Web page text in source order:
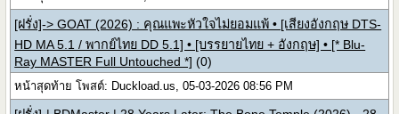
[ฝรั่ง]-> GOAT (2026) : คุณแพะหัวใจไม่ยอมแพ้ • [เสียงอังกฤษ DTS-
HD MA 5.1 / พากย์ไทย DD 5.1] • [บรรยายไทย + อังกฤษ] • [* Blu-
Ray MASTER Full Untouched *] (0)
หน้าสุดท้าย โพสต์: Duckload.us, 05-03-2026 08:56 PM